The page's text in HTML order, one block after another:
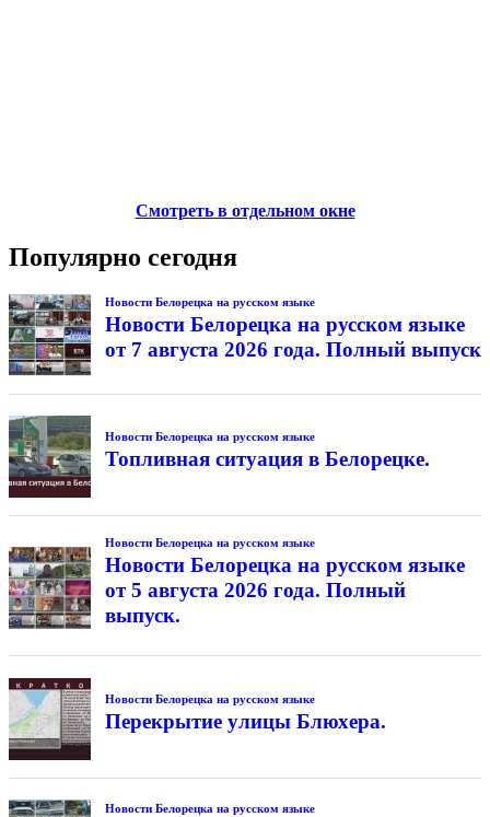
Смотреть в отдельном окне
Популярно сегодня
Новости Белорецка на русском языке
Новости Белорецка на русском языке
от 7 августа 2026 года. Полный выпуск
Новости Белорецка на русском языке
Топливная ситуация в Белорецке.
Новости Белорецка на русском языке
Новости Белорецка на русском языке
от 5 августа 2026 года. Полный
выпуск.
Новости Белорецка на русском языке
Перекрытие улицы Блюхера.
Новости Белорецка на русском языке